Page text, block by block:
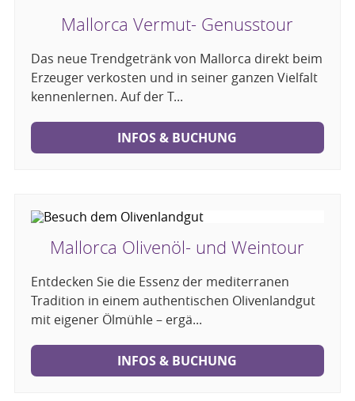
Mallorca Vermut- Genusstour
Das neue Trendgetränk von Mallorca direkt beim
Erzeuger verkosten und in seiner ganzen Vielfalt
kennenlernen. Auf der T...
INFOS & BUCHUNG
Mallorca Olivenöl- und Weintour
Entdecken Sie die Essenz der mediterranen
Tradition in einem authentischen Olivenlandgut
mit eigener Ölmühle – ergä...
INFOS & BUCHUNG